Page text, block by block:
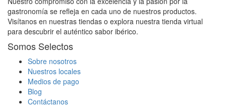
gastronomía se refleja en cada uno de nuestros productos.
Visítanos en nuestras tiendas o explora nuestra tienda virtual
para descubrir el auténtico sabor ibérico.
Somos Selectos
Sobre nosotros
Nuestros locales
Medios de pago
Blog
Contáctanos